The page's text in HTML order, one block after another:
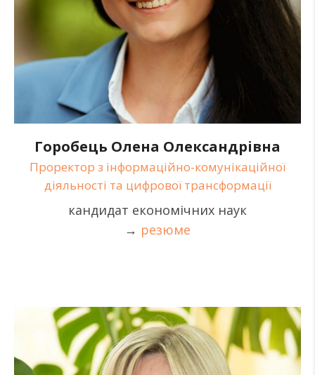
Горобець Олена Олександрівна
Проректор з інформаційно-комунікаційної
діяльності та цифрової трансформації
кандидат економічних наук
→ резюме